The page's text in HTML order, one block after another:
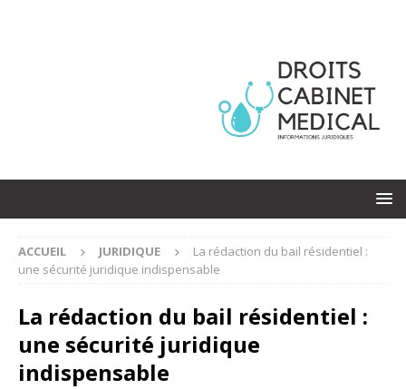
ACCUEIL JURIDIQUE
La rédaction du bail résidentiel :
une sécurité juridique indispensable
La rédaction du bail résidentiel :
une sécurité juridique
indispensable